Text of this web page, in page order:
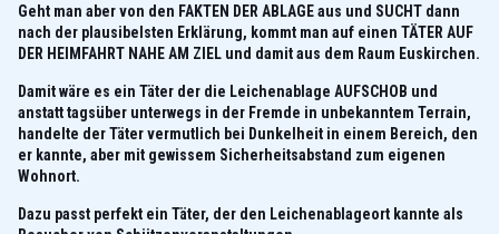
Geht man aber von den FAKTEN DER ABLAGE aus und SUCHT dann
nach der plausibelsten Erklärung, kommt man auf einen TÄTER AUF
DER HEIMFAHRT NAHE AM ZIEL und damit aus dem Raum Euskirchen.
Damit wäre es ein Täter der die Leichenablage AUFSCHOB und
anstatt tagsüber unterwegs in der Fremde in unbekanntem Terrain,
handelte der Täter vermutlich bei Dunkelheit in einem Bereich, den
er kannte, aber mit gewissem Sicherheitsabstand zum eigenen
Wohnort.
Dazu passt perfekt ein Täter, der den Leichenablageort kannte als